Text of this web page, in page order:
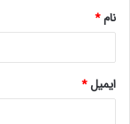
نام*
ایمیل*